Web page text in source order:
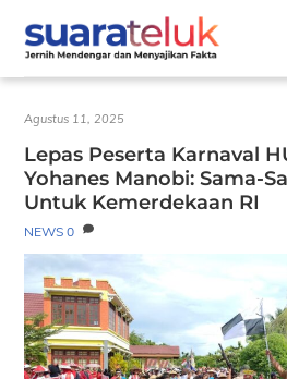
content
Agustus 11, 2025
Lepas Peserta Karnaval
Yohanes Manobi: Sama-
Untuk Kemerdekaan RI
NEWS 0